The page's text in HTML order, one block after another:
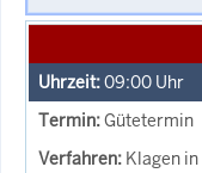
09:00 Uhr
Gütetermin
Klagen